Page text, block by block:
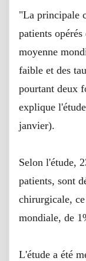
"La principale
patients
moyenne
faible et des
pourtant deux
explique
janvier).
Selon l'étude,
patients, sont
chirurgicale,
mondiale, de
L'étude a été